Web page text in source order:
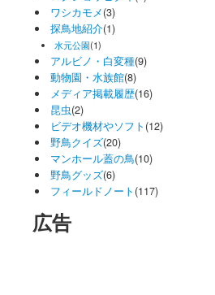
ワシカモメ(3)
探鳥地紹介(1)
水元公園(1)
アルビノ・白変種(9)
動物園・水族館(8)
メディア掲載履歴(16)
昆虫(2)
ビデオ機材やソフト (12)
野鳥クイズ(20)
マンホール蓋の鳥(10)
野鳥グッズ(6)
フィールドノート (117)
広告